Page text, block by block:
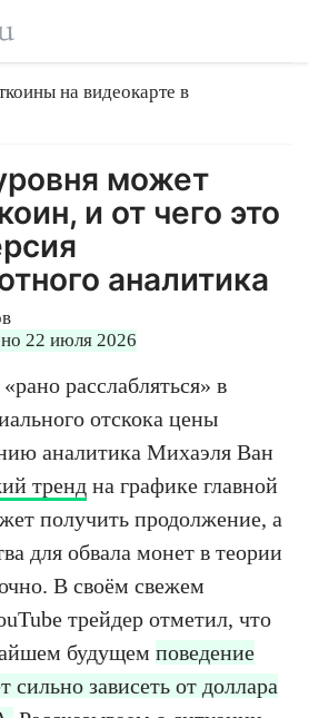
на видеокарте в
может
и от чего это
аналитика
22 июля 2026
расслабляться» в
отскока цены
аналитика Михаэля Ван
тренд на графике главной
получить продолжение, а
для обвала монет в теории
В своём свежем
трейдер отметил, что
будущем поведение
сильно зависеть от доллара